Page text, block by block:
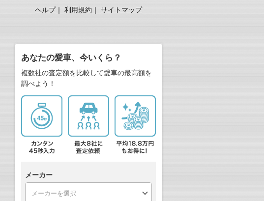
ヘルプ｜ 利用規約 ｜ サイトマップ
あなたの愛車、今いくら？
複数社の査定額を比較して愛車の最高額を
調べよう！
メーカー